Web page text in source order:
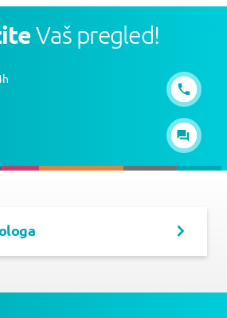
Vaš pregled!